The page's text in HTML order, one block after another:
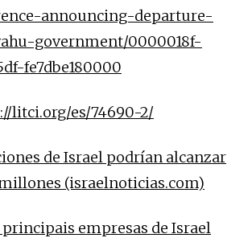
announcing-departure-
government/0000018f-
fe7dbe180000
litci.org/es/74690-2/
de Israel podrían alcanzar
(israelnoticias.com)
principais empresas de Israel